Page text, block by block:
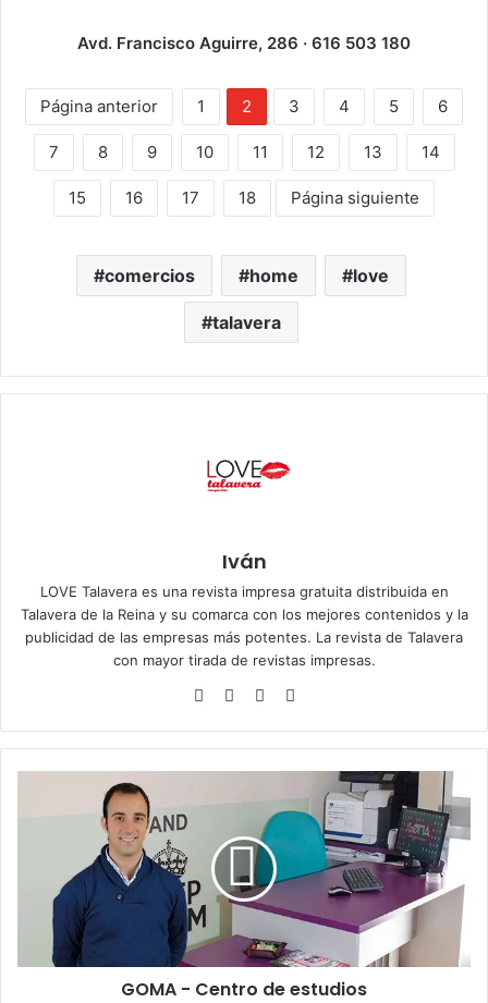
Avd. Francisco Aguirre, 286 · 616 503 180
Página anterior 1 2 3 4 5 6
7 8 9 10 11 12 13 14
15 16 17 18 Página siguiente
comercios home love
talavera
Iván
LOVE Talavera es una revista impresa gratuita distribuida en
Talavera de la Reina y su comarca con los mejores contenidos y la
publicidad de las empresas más potentes. La revista de Talavera
con mayor tirada de revistas impresas.
Siti
we
b
Fa
bo
ok
X
ra
m
t
GOMA - Centro de estudios